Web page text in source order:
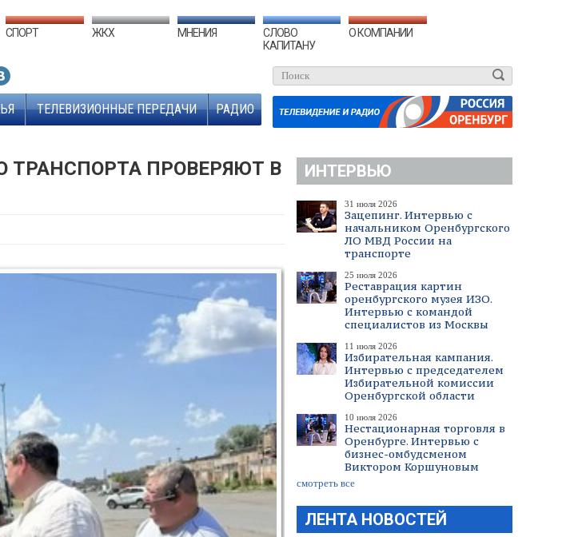
СПОРТ ЖКХ МНЕНИЯ
СЛОВО
КАПИТАНУ
О КОМПАНИИ
ТЕЛЕВИЗИОННЫЕ ПЕРЕДАЧИ РАДИО
ИНТЕРВЬЮ
31 июля 2026
Зацепинг. Интервью с
начальником Оренбургского
ЛО МВД России на
транспорте
25 июля 2026
Реставрация картин
оренбургского музея ИЗО.
Интервью с командой
специалистов из Москвы
11 июля 2026
Избирательная кампания.
Интервью с председателем
Избирательной комиссии
Оренбургской области
10 июля 2026
Нестационарная торговля в
Оренбурге. Интервью с
бизнес-омбудсменом
Виктором Коршуновым
смотреть все
ЛЕНТА НОВОСТЕЙ
ТРАНСПОРТА ПРОВЕРЯЮТ В